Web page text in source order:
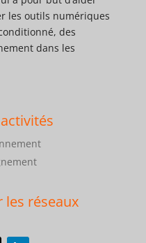
les outils numériques
des
dans les
les réseaux